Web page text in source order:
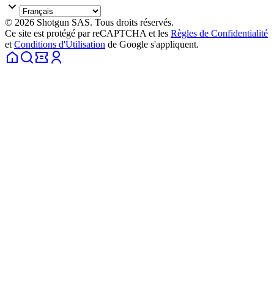
© 2026 Shotgun SAS. Tous droits réservés.
Ce site est protégé par reCAPTCHA et les Règles de Confidentialité
et Conditions d'Utilisation de Google s'appliquent.